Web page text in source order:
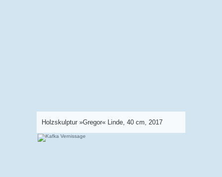
Holzskulptur »Gregor« Linde, 40 cm, 2017